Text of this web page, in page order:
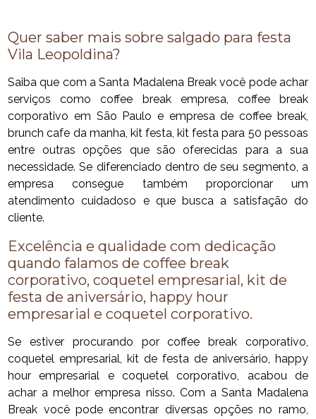
Quer saber mais sobre salgado para festa
Vila Leopoldina?
Saiba que com a Santa Madalena Break você pode achar
serviços como coffee break empresa, coffee break
corporativo em São Paulo e empresa de coffee break,
brunch cafe da manha, kit festa, kit festa para 50 pessoas
entre outras opções que são oferecidas para a sua
necessidade. Se diferenciado dentro de seu segmento, a
empresa consegue também proporcionar um
atendimento cuidadoso e que busca a satisfação do
cliente.
Excelência e qualidade com dedicação
quando falamos de coffee break
corporativo, coquetel empresarial, kit de
festa de aniversário, happy hour
empresarial e coquetel corporativo.
Se estiver procurando por coffee break corporativo,
coquetel empresarial, kit de festa de aniversário, happy
hour empresarial e coquetel corporativo, acabou de
achar a melhor empresa nisso. Com a Santa Madalena
Break você pode encontrar diversas opções no ramo,